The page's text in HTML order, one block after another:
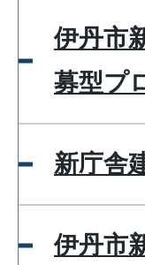
伊丹市
募型プ
新庁舎
伊丹市